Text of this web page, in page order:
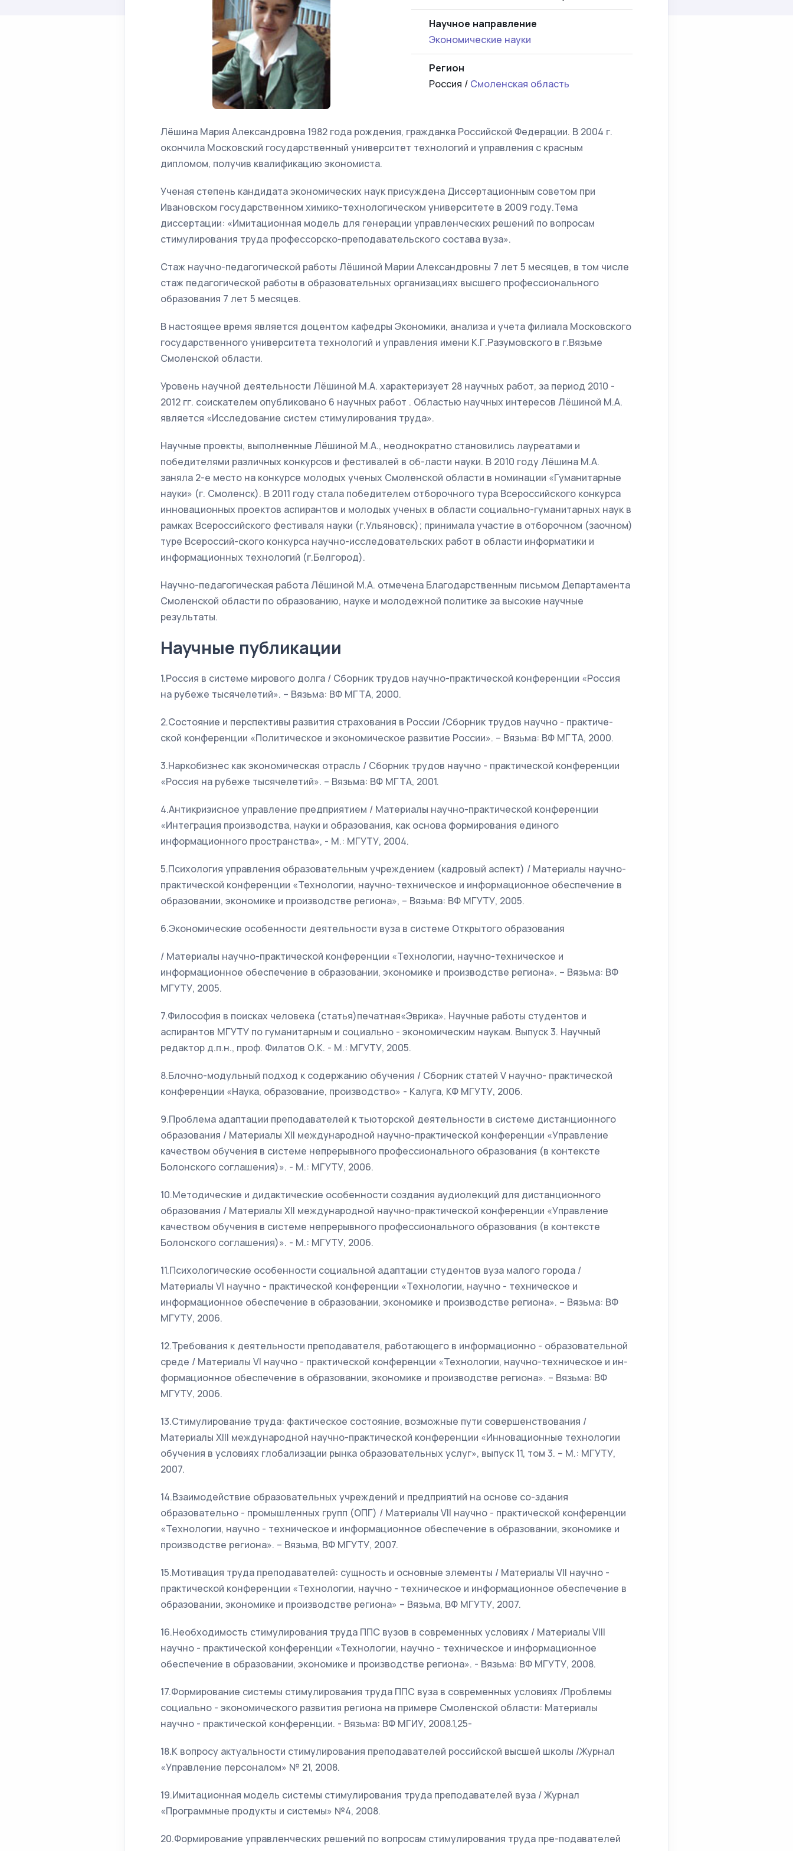
Научное направление
Экономические науки
Регион
Россия / Смоленская область
Лёшина Мария Александровна 1982 года рождения, гражданка Российской Федерации. В 2004 г.
окончила Московский государственный университет технологий и управления с красным
дипломом, получив квалификацию экономиста.
Ученая степень кандидата экономических наук присуждена Диссертационным советом при
Ивановском государственном химико-технологическом университете в 2009 году.Тема
диссертации: «Имитационная модель для генерации управленческих решений по вопросам
стимулирования труда профессорско-преподавательского состава вуза».
Стаж научно-педагогической работы Лёшиной Марии Александровны 7 лет 5 месяцев, в том числе
стаж педагогической работы в образовательных организациях высшего профессионального
образования 7 лет 5 месяцев.
В настоящее время является доцентом кафедры Экономики, анализа и учета филиала Московского
государственного университета технологий и управления имени К.Г.Разумовского в г.Вязьме
Смоленской области.
Уровень научной деятельности Лёшиной М.А. характеризует 28 научных работ, за период 2010 -
2012 гг. соискателем опубликовано 6 научных работ . Областью научных интересов Лёшиной М.А.
является «Исследование систем стимулирования труда».
Научные проекты, выполненные Лёшиной М.А., неоднократно становились лауреатами и
победителями различных конкурсов и фестивалей в об-ласти науки. В 2010 году Лёшина М.А.
заняла 2-е место на конкурсе молодых ученых Смоленской области в номинации «Гуманитарные
науки» (г. Смоленск). В 2011 году стала победителем отборочного тура Всероссийского конкурса
инновационных проектов аспирантов и молодых ученых в области социально-гуманитарных наук в
рамках Всероссийского фестиваля науки (г.Ульяновск); принимала участие в отборочном (заочном)
туре Всероссий-ского конкурса научно-исследовательских работ в области информатики и
информационных технологий (г.Белгород).
Научно-педагогическая работа Лёшиной М.А. отмечена Благодарственным письмом Департамента
Смоленской области по образованию, науке и молодежной политике за высокие научные
результаты.
Научные публикации
1.Россия в системе мирового долга / Сборник трудов научно-практической конференции «Россия
на рубеже тысячелетий». – Вязьма: ВФ МГТА, 2000.
2.Состояние и перспективы развития страхования в России /Сборник трудов научно - практиче-
ской конференции «Политическое и экономическое развитие России». – Вязьма: ВФ МГТА, 2000.
3.Наркобизнес как экономическая отрасль / Сборник трудов научно - практической конференции
«Россия на рубеже тысячелетий». – Вязьма: ВФ МГТА, 2001.
4.Антикризисное управление предприятием / Материалы научно-практической конференции
«Интеграция производства, науки и образования, как основа формирования единого
информационного пространства», - М.: МГУТУ, 2004.
5.Психология управления образовательным учреждением (кадровый аспект) / Материалы научно-
практической конференции «Технологии, научно-техническое и информационное обеспечение в
образовании, экономике и производстве региона», – Вязьма: ВФ МГУТУ, 2005.
6.Экономические особенности деятельности вуза в системе Открытого образования
/ Материалы научно-практической конференции «Технологии, научно-техническое и
информационное обеспечение в образовании, экономике и производстве региона». – Вязьма: ВФ
МГУТУ, 2005.
7.Философия в поисках человека (статья)печатная«Эврика». Научные работы студентов и
аспирантов МГУТУ по гуманитарным и социально - экономическим наукам. Выпуск 3. Научный
редактор д.п.н., проф. Филатов О.К. - М.: МГУТУ, 2005.
8.Блочно-модульный подход к содержанию обучения / Сборник статей V научно- практической
конференции «Наука, образование, производство» - Калуга, КФ МГУТУ, 2006.
9.Проблема адаптации преподавателей к тьюторской деятельности в системе дистанционного
образования / Материалы XII международной научно-практической конференции «Управление
качеством обучения в системе непрерывного профессионального образования (в контексте
Болонского соглашения)». - М.: МГУТУ, 2006.
10.Методические и дидактические особенности создания аудиолекций для дистанционного
образования / Материалы XII международной научно-практической конференции «Управление
качеством обучения в системе непрерывного профессионального образования (в контексте
Болонского соглашения)». - М.: МГУТУ, 2006.
11.Психологические особенности социальной адаптации студентов вуза малого города /
Материалы VI научно - практической конференции «Технологии, научно - техническое и
информационное обеспечение в образовании, экономике и производстве региона». – Вязьма: ВФ
МГУТУ, 2006.
12.Требования к деятельности преподавателя, работающего в информационно - образовательной
среде / Материалы VI научно - практической конференции «Технологии, научно-техническое и ин-
формационное обеспечение в образовании, экономике и производстве региона». – Вязьма: ВФ
МГУТУ, 2006.
13.Стимулирование труда: фактическое состояние, возможные пути совершенствования /
Материалы XIII международной научно-практической конференции «Инновационные технологии
обучения в условиях глобализации рынка образовательных услуг», выпуск 11, том 3. – М.: МГУТУ,
2007.
14.Взаимодействие образовательных учреждений и предприятий на основе со-здания
образовательно - промышленных групп (ОПГ) / Материалы VII научно - практической конференции
«Технологии, научно - техническое и информационное обеспечение в образовании, экономике и
производстве региона». – Вязьма, ВФ МГУТУ, 2007.
15.Мотивация труда преподавателей: сущность и основные элементы / Материалы VII научно -
практической конференции «Технологии, научно - техническое и информационное обеспечение в
образовании, экономике и производстве региона» – Вязьма, ВФ МГУТУ, 2007.
16.Необходимость стимулирования труда ППС вузов в современных условиях / Материалы VIII
научно - практической конференции «Технологии, научно - техническое и информационное
обеспечение в образовании, экономике и производстве региона». - Вязьма: ВФ МГУТУ, 2008.
17.Формирование системы стимулирования труда ППС вуза в современных условиях /Проблемы
социально - экономического развития региона на примере Смоленской области: Материалы
научно - практической конференции. - Вязьма: ВФ МГИУ, 2008.1,25-
18.К вопросу актуальности стимулирования преподавателей российской высшей школы /Журнал
«Управление персоналом» № 21, 2008.
19.Имитационная модель системы стимулирования труда преподавателей вуза / Журнал
«Программные продукты и системы» №4, 2008.
20.Формирование управленческих решений по вопросам стимулирования труда пре-подавателей